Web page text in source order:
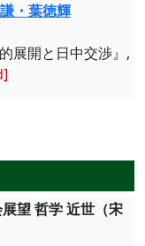
・葉徳輝
展開と日中交渉』,
望 哲学 近世（宋
代